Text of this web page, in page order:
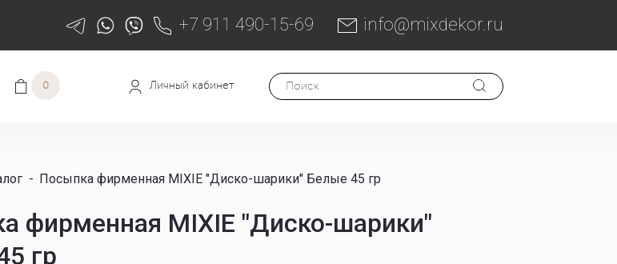
+7 911 490-15-69 info@mixdekor.ru
0 Личный кабинет
- Посыпка фирменная MIXIE "Диско-шарики" Белые 45 гр
фирменная MIXIE "Диско-шарики"
гр